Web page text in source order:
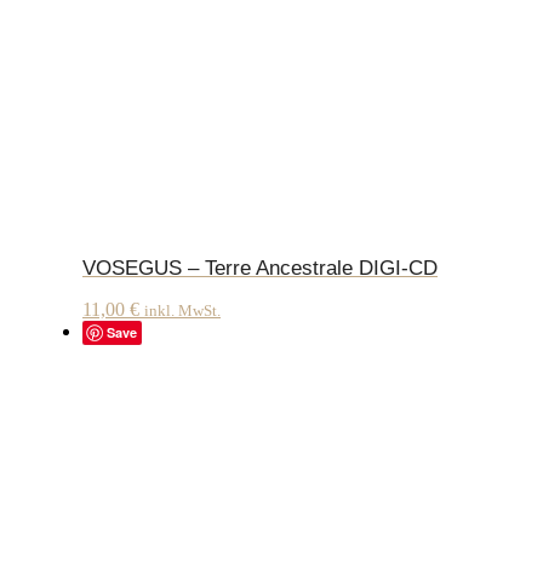
VOSEGUS – Terre Ancestrale DIGI-CD
11,00 € inkl. MwSt.
Save